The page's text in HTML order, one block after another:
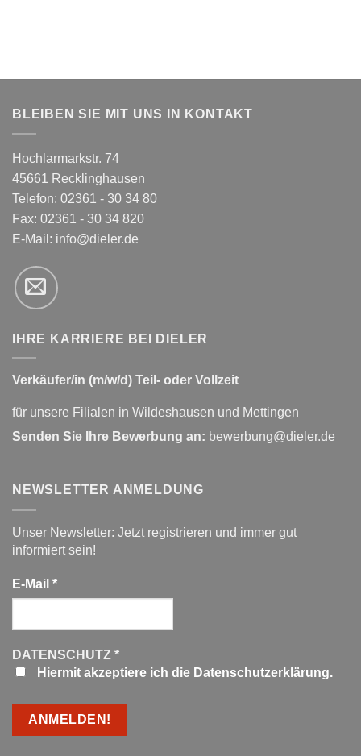
BLEIBEN SIE MIT UNS IN KONTAKT
Hochlarmarkstr. 74
45661 Recklinghausen
Telefon: 02361 - 30 34 80
Fax: 02361 - 30 34 820
E-Mail: info@dieler.de
IHRE KARRIERE BEI DIELER
Verkäufer/in (m/w/d) Teil- oder Vollzeit
für unsere Filialen in Wildeshausen und Mettingen
Senden Sie Ihre Bewerbung an: bewerbung@dieler.de
NEWSLETTER ANMELDUNG
Unser Newsletter: Jetzt registrieren und immer gut
informiert sein!
E-Mail *
DATENSCHUTZ *
Hiermit akzeptiere ich die Datenschutzerklärung.